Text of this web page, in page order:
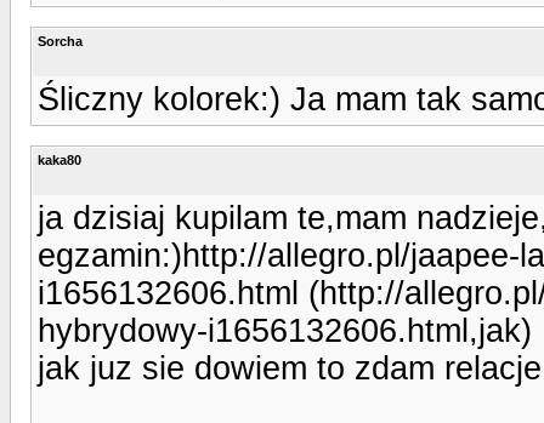
Sorcha
Śliczny kolorek:) Ja mam tak
kaka80
ja dzisiaj kupilam te,mam
egzamin:)http://allegro.pl/jaapee-
i1656132606.html (http://
hybrydowy-i1656132606.html,jak)
jak juz sie dowiem to zdam